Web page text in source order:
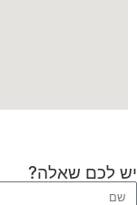
יש לכם שאלה?